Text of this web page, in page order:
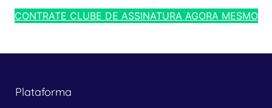
CONTRATE CLUBE DE ASSINATURA AGORA MESMO
Plataforma